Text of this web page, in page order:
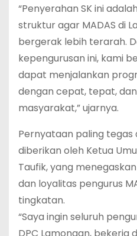
“Penyerahan SK ini
struktur agar MADAS di
bergerak lebih terarah.
kepengurusan ini, kami
dapat menjalankan
dengan cepat, tepat,
masyarakat,” ujarnya.
Pernyataan paling tegas
diberikan oleh Ketua
Taufik, yang
dan loyalitas pengurus
tingkatan.
“Saya ingin seluruh
DPC Lamongan, bekerja